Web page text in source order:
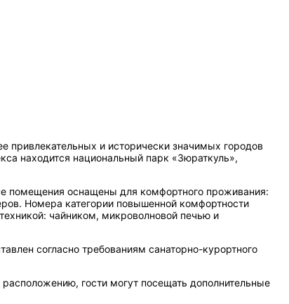
привлекательных и исторически значимых городов
находится национальный парк «Зюраткуль»,
помещения оснащены для комфортного проживания:
Номера категории повышенной комфортности
чайником, микроволновой печью и
согласно требованиям санаторно-курортного
гости могут посещать дополнительные